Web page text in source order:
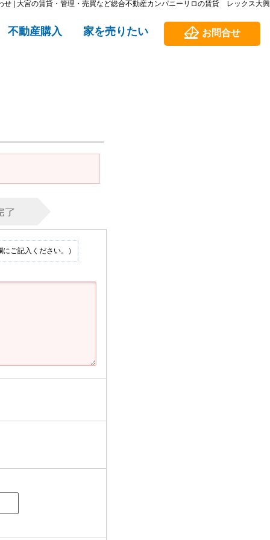
せ | 大宮の賃貸・管理・売買など総合不動産カンパニーリロの賃貸 レックス大興
不動産購入 家を売りたい お問合せ
ご記入ください。）